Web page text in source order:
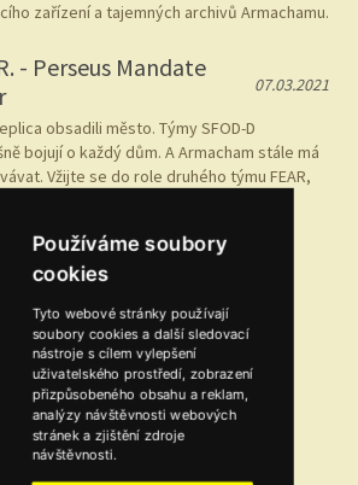
Používáme soubory
cookies
Tyto webové stránky používají
soubory cookies a další sledovací
nástroje s cílem vylepšení
uživatelského prostředí, zobrazení
přizpůsobeného obsahu a reklam,
analýzy návštěvnosti webových
stránek a zjištění zdroje
návštěvnosti.
zařízení a tajemných archivů Armachamu.
- Perseus Mandate
07.03.2021
obsadili město. Týmy SFOD-D
bojují o každý dům. A Armacham stále má
Vžijte se do role druhého týmu FEAR,
do města Auburn odhalit skrytá
genetických pokusů, a možná i něčeho
1